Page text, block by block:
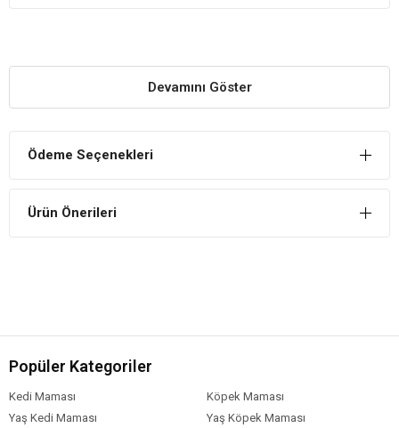
Devamını Göster
Ödeme Seçenekleri
Ürün Önerileri
Popüler Kategoriler
Kedi Maması
Köpek Maması
Yaş Kedi Maması
Yaş Köpek Maması